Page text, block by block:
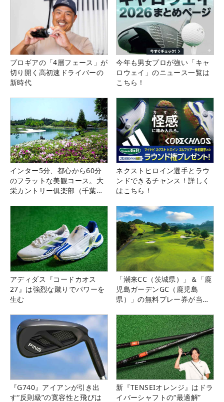
プロギアの「4層フェース」が
切り開く高初速ドライバーの
新時代
今年も男女プロが強い「キャ
ロウェイ」のニュース一覧は
こちら！
インター5分、都心から60分
のフラットな美観コース。大
栄カントリー俱楽部（千葉
ネクストヒロイン選手とラウ
ンドできるチャンス！詳しく
はこちら！
アディダス『コードカオス
27』は強烈な蹴りでパワーを
生む
「潮来CC（茨城県）」＆「鹿
児島ガーデンGC（鹿児島
県）」の無料プレー券が当た
『G740』アイアンが引き出
す“反則級”の寛容性と飛びは
新『TENSEIオレンジ』はドラ
イバーシャフトの“最適解”